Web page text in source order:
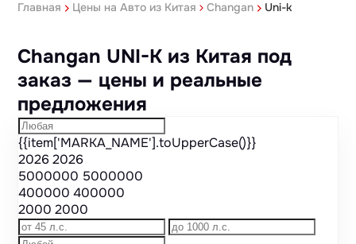
Главная Цены на Авто из Китая Changan Uni-k
Changan UNI-K из Китая под
заказ — цены и реальные
предложения
{{item['MARKA_NAME'].toUpperCase()}}
20262026
5000000 5000000
400000400000
20002000